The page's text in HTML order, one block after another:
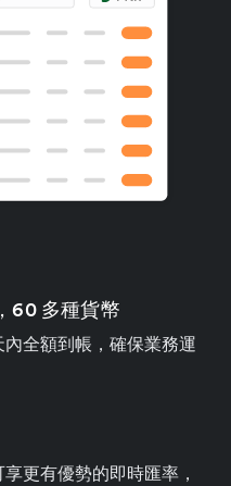
60 多種貨幣
全額到帳，確保業務運
更有優勢的即時匯率，